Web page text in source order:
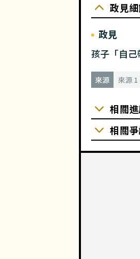
政見
政見
孩子「自
來源 來源
相關
相關